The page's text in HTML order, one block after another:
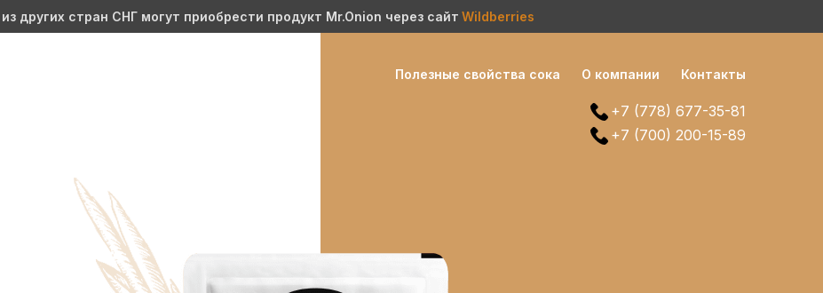
других стран СНГ могут приобрести продукт Mr.Onion через сайт Wildberries
Полезные свойства сока О компании Контакты
+7 (778) 677-35-81
+7 (700) 200-15-89